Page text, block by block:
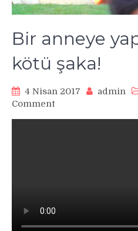
Bir anneye
kötü şaka!
4 Nisan 2017 admin
Commenton